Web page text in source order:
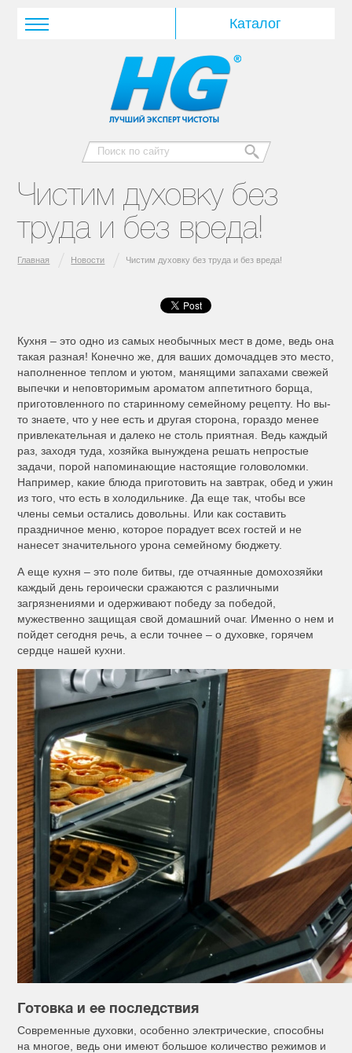
Чистим духовку без
труда и без вреда!
Главная Новости Чистим духовку без труда и без вреда!
Кухня – это одно из самых необычных мест в доме, ведь она
такая разная! Конечно же, для ваших домочадцев это место,
наполненное теплом и уютом, манящими запахами свежей
выпечки и неповторимым ароматом аппетитного борща,
приготовленного по старинному семейному рецепту. Но вы-
то знаете, что у нее есть и другая сторона, гораздо менее
привлекательная и далеко не столь приятная. Ведь каждый
раз, заходя туда, хозяйка вынуждена решать непростые
задачи, порой напоминающие настоящие головоломки.
Например, какие блюда приготовить на завтрак, обед и ужин
из того, что есть в холодильнике. Да еще так, чтобы все
члены семьи остались довольны. Или как составить
праздничное меню, которое порадует всех гостей и не
нанесет значительного урона семейному бюджету.
А еще кухня – это поле битвы, где отчаянные домохозяйки
каждый день героически сражаются с различными
загрязнениями и одерживают победу за победой,
мужественно защищая свой домашний очаг. Именно о нем и
пойдет сегодня речь, а если точнее – о духовке, горячем
сердце нашей кухни.
Готовка и ее последствия
Современные духовки, особенно электрические, способны
на многое, ведь они имеют большое количество режимов и